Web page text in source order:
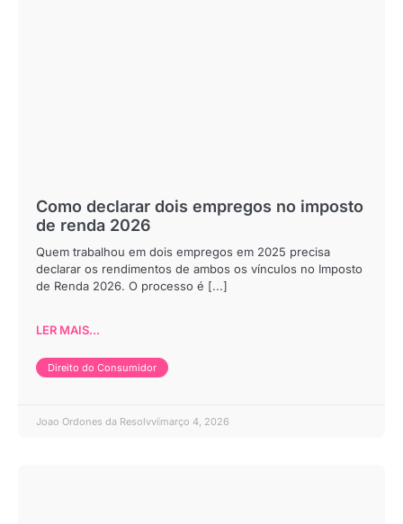
Como declarar dois empregos no imposto
de renda 2026
Quem trabalhou em dois empregos em 2025 precisa
declarar os rendimentos de ambos os vínculos no Imposto
de Renda 2026. O processo é [...]
LER MAIS...
Direito do Consumidor
Joao Ordones da Resolvvi março 4, 2026